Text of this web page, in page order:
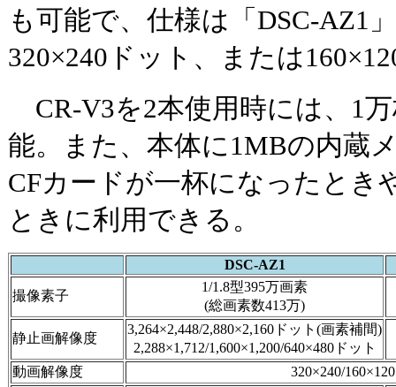
も可能で、仕様は「DSC-AZ1
320×240ドット、または
CR-V3を2本使用時には、1
能。また、本体に1MBの内蔵
CFカードが一杯になったとき
ときに利用できる。
DSC-AZ1
撮像素子
1/1.8型395万画素
(総画素数413万)
静止画解像度
3,264×2,448/2,880×2,160ドット(画素補間)
2,288×1,712/1,600×1,200/640×480ドット
動画解像度
320×240/